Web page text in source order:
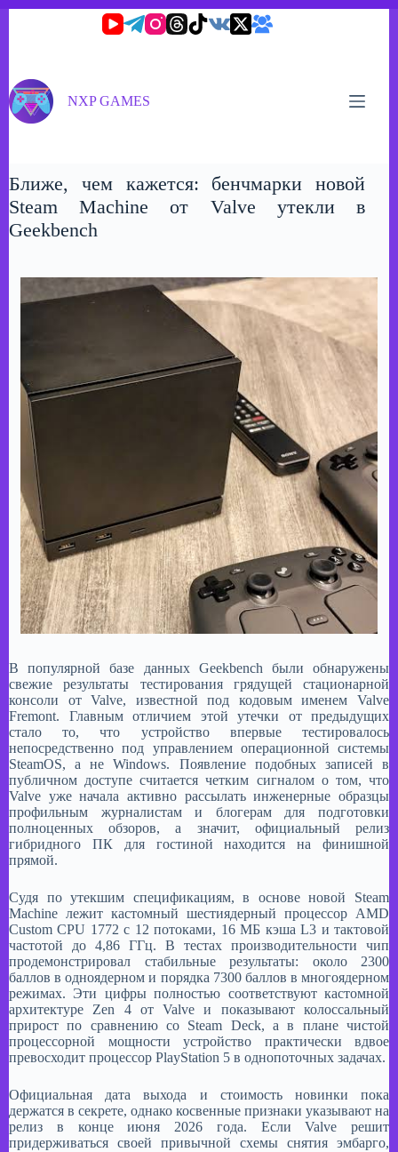
NXP GAMES
Ближе, чем кажется: бенчмарки новой
Steam Machine от Valve утекли в
Geekbench
​В популярной базе данных Geekbench были обнаружены
свежие результаты тестирования грядущей стационарной
консоли от Valve, известной под кодовым именем Valve
Fremont. Главным отличием этой утечки от предыдущих
стало то, что устройство впервые тестировалось
непосредственно под управлением операционной системы
SteamOS, а не Windows. Появление подобных записей в
публичном доступе считается четким сигналом о том, что
Valve уже начала активно рассылать инженерные образцы
профильным журналистам и блогерам для подготовки
полноценных обзоров, а значит, официальный релиз
гибридного ПК для гостиной находится на финишной
прямой. ​
Судя по утекшим спецификациям, в основе новой Steam
Machine лежит кастомный шестиядерный процессор AMD
Custom CPU 1772 с 12 потоками, 16 МБ кэша L3 и тактовой
частотой до 4,86 ГГц. В тестах производительности чип
продемонстрировал стабильные результаты: около 2300
баллов в одноядерном и порядка 7300 баллов в многоядерном
режимах. Эти цифры полностью соответствуют кастомной
архитектуре Zen 4 от Valve и показывают колоссальный
прирост по сравнению со Steam Deck, а в плане чистой
процессорной мощности устройство практически вдвое
превосходит процессор PlayStation 5 в однопоточных задачах.
​Официальная дата выхода и стоимость новинки пока
держатся в секрете, однако косвенные признаки указывают на
релиз в конце июня 2026 года. Если Valve решит
придерживаться своей привычной схемы снятия эмбарго,